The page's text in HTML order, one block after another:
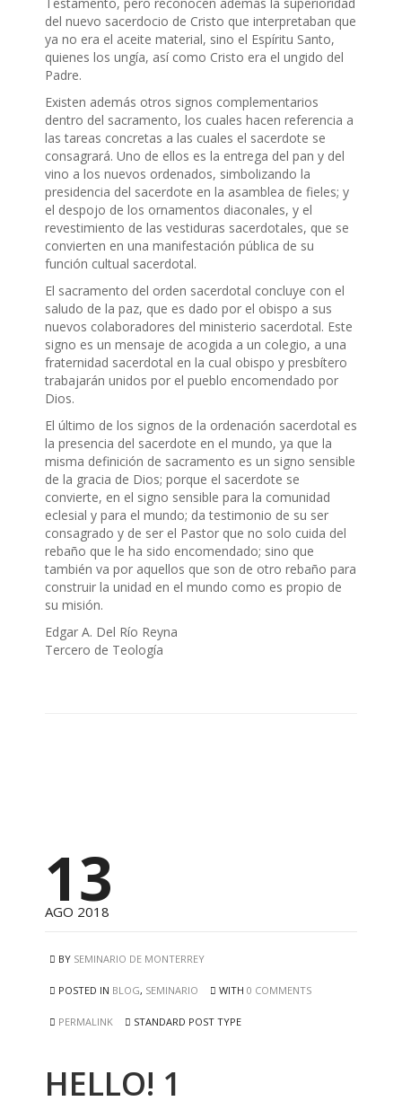
del nuevo sacerdocio de Cristo que interpretaban que
ya no era el aceite material, sino el Espíritu Santo,
quienes los ungía, así como Cristo era el ungido del
Padre.
Existen además otros signos complementarios
dentro del sacramento, los cuales hacen referencia a
las tareas concretas a las cuales el sacerdote se
consagrará. Uno de ellos es la entrega del pan y del
vino a los nuevos ordenados, simbolizando la
presidencia del sacerdote en la asamblea de fieles; y
el despojo de los ornamentos diaconales, y el
revestimiento de las vestiduras sacerdotales, que se
convierten en una manifestación pública de su
función cultual sacerdotal.
El sacramento del orden sacerdotal concluye con el
saludo de la paz, que es dado por el obispo a sus
nuevos colaboradores del ministerio sacerdotal. Este
signo es un mensaje de acogida a un colegio, a una
fraternidad sacerdotal en la cual obispo y presbítero
trabajarán unidos por el pueblo encomendado por
Dios.
El último de los signos de la ordenación sacerdotal es
la presencia del sacerdote en el mundo, ya que la
misma definición de sacramento es un signo sensible
de la gracia de Dios; porque el sacerdote se
convierte, en el signo sensible para la comunidad
eclesial y para el mundo; da testimonio de su ser
consagrado y de ser el Pastor que no solo cuida del
rebaño que le ha sido encomendado; sino que
también va por aquellos que son de otro rebaño para
construir la unidad en el mundo como es propio de
su misión.
Edgar A. Del Río Reyna
Tercero de Teología
13
AGO 2018
BY SEMINARIO DE MONTERREY
POSTED IN BLOG, SEMINARIO WITH 0 COMMENTS
PERMALINK STANDARD POST TYPE
HELLO! 1